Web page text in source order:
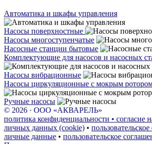
Автоматика и шкафы управления
Насосы поверхностные
Насосы многоступенчатые
Насосные станции бытовые
Комплектующие для насосов и насосных
Насосы вибрационные
Насосы циркуляционные с мокрым
Ручные насосы
© 2026 · ООО «АКВАРЕЛЬ»
политика конфиденциальности • согласие
личных данных (cookie) •
личные данные • пользовательское